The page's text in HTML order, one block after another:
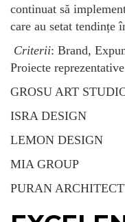
continuat să
care au setat tendințe
Criterii: Brand,
Proiecte reprezentative
GROSU ART
ISRA DESIGN
LEMON DESIGN
MIA GROUP
PURAN